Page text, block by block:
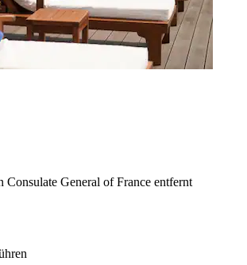
Consulate General of France entfernt